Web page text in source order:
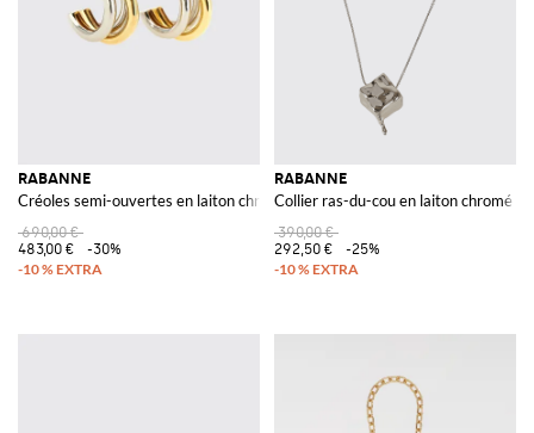
RABANNE
Créoles semi-ouvertes en laiton chromé avec logo gravé
690,00 €
483,00 €
-30%
RABANNE
Collier ras-du-cou en laiton chromé
390,00 €
292,50 €
-25%